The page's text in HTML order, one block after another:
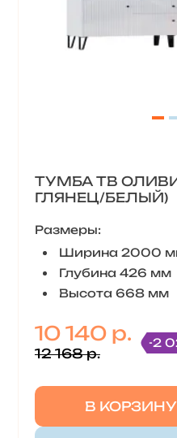
ТУМБА ТВ
ГЛЯНЕЦ/БЕЛЫЙ)
Размеры:
Ширина 2000
Глубина 426 мм
Высота 668 мм
10 140 р.
12 168 р.
-2
В КОРЗИНУ